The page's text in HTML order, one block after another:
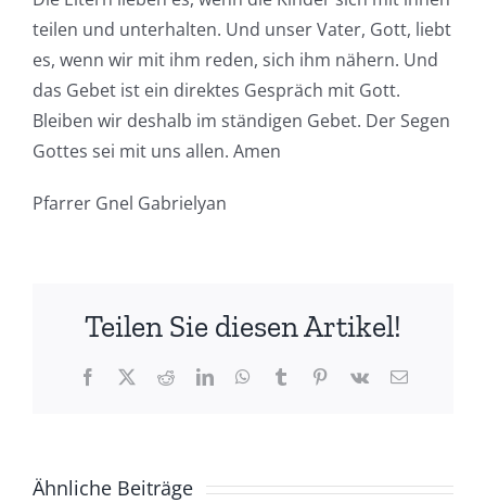
teilen und unterhalten. Und unser Vater, Gott, liebt
es, wenn wir mit ihm reden, sich ihm nähern. Und
das Gebet ist ein direktes Gespräch mit Gott.
Bleiben wir deshalb im ständigen Gebet. Der Segen
Gottes sei mit uns allen. Amen
Pfarrer Gnel Gabrielyan
Teilen Sie diesen Artikel!
Facebook
X RedditLinkedInWhatsApp
TumblrPinterest
Vk
E-
Ähnliche Beiträge